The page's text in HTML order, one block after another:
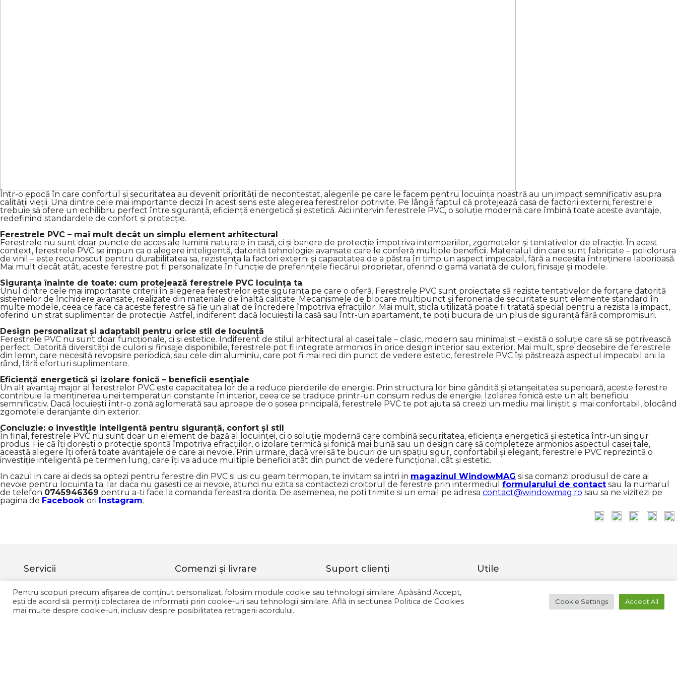
Într-o epocă în care confortul și securitatea au devenit priorități de necontestat, alegerile pe care le facem pentru locuința noastră au un impact semnificativ asupra
calității vieții. Una dintre cele mai importante decizii în acest sens este alegerea ferestrelor potrivite. Pe lângă faptul că protejează casa de factorii externi, ferestrele
trebuie să ofere un echilibru perfect între siguranță, eficiență energetică și estetică. Aici intervin ferestrele PVC, o soluție modernă care îmbină toate aceste avantaje,
redefinind standardele de confort și protecție.
Ferestrele PVC – mai mult decât un simplu element arhitectural
Ferestrele nu sunt doar puncte de acces ale luminii naturale în casă, ci și bariere de protecție împotriva intemperiilor, zgomotelor și tentativelor de efracție. În acest
context, ferestrele PVC se impun ca o alegere inteligentă, datorită tehnologiei avansate care le conferă multiple beneficii. Materialul din care sunt fabricate – policlorura
de vinil – este recunoscut pentru durabilitatea sa, rezistența la factori externi și capacitatea de a păstra în timp un aspect impecabil, fără a necesita întreținere laborioasă.
Mai mult decât atât, aceste ferestre pot fi personalizate în funcție de preferințele fiecărui proprietar, oferind o gamă variată de culori, finisaje și modele.
Siguranța înainte de toate: cum protejează ferestrele PVC locuința ta
Unul dintre cele mai importante criterii în alegerea ferestrelor este siguranța pe care o oferă. Ferestrele PVC sunt proiectate să reziste tentativelor de forțare datorită
sistemelor de închidere avansate, realizate din materiale de înaltă calitate. Mecanismele de blocare multipunct și feroneria de securitate sunt elemente standard în
multe modele, ceea ce face ca aceste ferestre să fie un aliat de încredere împotriva efracțiilor. Mai mult, sticla utilizată poate fi tratată special pentru a rezista la impact,
oferind un strat suplimentar de protecție. Astfel, indiferent dacă locuiești la casă sau într-un apartament, te poți bucura de un plus de siguranță fără compromisuri.
Design personalizat și adaptabil pentru orice stil de locuință
Ferestrele PVC nu sunt doar funcționale, ci și estetice. Indiferent de stilul arhitectural al casei tale – clasic, modern sau minimalist – există o soluție care să se potrivească
perfect. Datorită diversității de culori și finisaje disponibile, ferestrele pot fi integrate armonios în orice design interior sau exterior. Mai mult, spre deosebire de ferestrele
din lemn, care necesită revopsire periodică, sau cele din aluminiu, care pot fi mai reci din punct de vedere estetic, ferestrele PVC își păstrează aspectul impecabil ani la
rând, fără eforturi suplimentare.
Eficiență energetică și izolare fonică – beneficii esențiale
Un alt avantaj major al ferestrelor PVC este capacitatea lor de a reduce pierderile de energie. Prin structura lor bine gândită și etanșeitatea superioară, aceste ferestre
contribuie la menținerea unei temperaturi constante în interior, ceea ce se traduce printr-un consum redus de energie. Izolarea fonică este un alt beneficiu
semnificativ. Dacă locuiești într-o zonă aglomerată sau aproape de o șosea principală, ferestrele PVC te pot ajuta să creezi un mediu mai liniștit și mai confortabil, blocând
zgomotele deranjante din exterior.
Concluzie: o investiție inteligentă pentru siguranță, confort și stil
În final, ferestrele PVC nu sunt doar un element de bază al locuinței, ci o soluție modernă care combină securitatea, eficiența energetică și estetica într-un singur
produs. Fie că îți dorești o protecție sporită împotriva efracțiilor, o izolare termică și fonică mai bună sau un design care să completeze armonios aspectul casei tale,
această alegere îți oferă toate avantajele de care ai nevoie. Prin urmare, dacă vrei să te bucuri de un spațiu sigur, confortabil și elegant, ferestrele PVC reprezintă o
investiție inteligentă pe termen lung, care îți va aduce multiple beneficii atât din punct de vedere funcțional, cât și estetic.
In cazul in care ai decis sa optezi pentru ferestre din PVC si usi cu geam termopan, te invitam sa intri in magazinul WindowMAG si sa comanzi produsul de care ai
nevoie pentru locuinta ta. Iar daca nu gasesti ce ai nevoie, atunci nu ezita sa contactezi croitorul de ferestre prin intermediul formularului de contact sau la numarul
de telefon 0745946369 pentru a-ti face la comanda fereastra dorita. De asemenea, ne poti trimite si un email pe adresa contact@windowmag.ro sau sa ne vizitezi pe
pagina de Facebook ori Instagram.
Servicii
GDPR
Politica de confidentialitdate
Comenzi şi livrare
Livrarea comenzilor
Modalitate de plata
Suport clienţi
Contact
Utile
Pentru scopuri precum afișarea de conținut personalizat, folosim module cookie sau tehnologii similare. Apăsând Accept,
ești de acord să permiți colectarea de informații prin cookie-uri sau tehnologii similare. Află in sectiunea Politica de Cookies
mai multe despre cookie-uri, inclusiv despre posibilitatea retragerii acordului..
Cookie Settings Accept All